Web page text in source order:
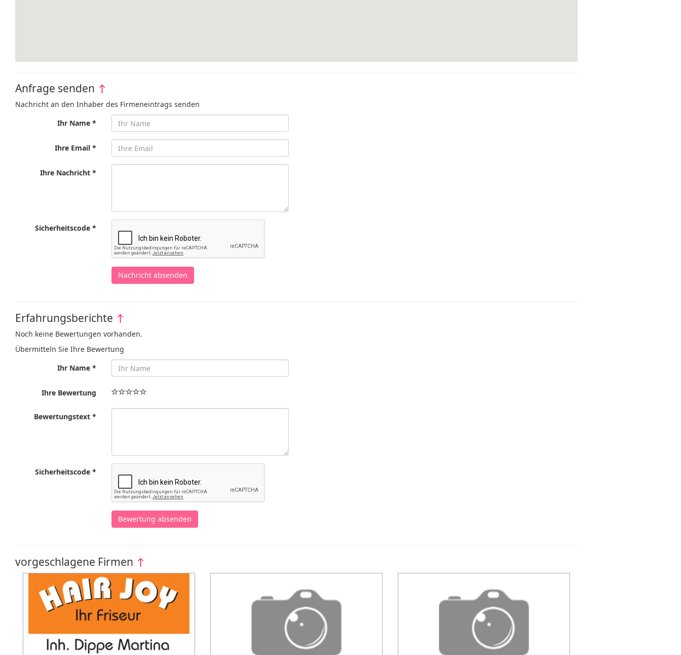
Anfrage senden ↑
Nachricht an den Inhaber des Firmeneintrags senden
Ihr Name *
Ihre Email *
Ihre Nachricht *
Sicherheitscode *
Nachricht absenden
Erfahrungsberichte ↑
Noch keine Bewertungen vorhanden.
Übermitteln Sie Ihre Bewertung
Ihr Name *
Ihre Bewertung
Bewertungstext *
Sicherheitscode *
Bewertung absenden
vorgeschlagene Firmen ↑